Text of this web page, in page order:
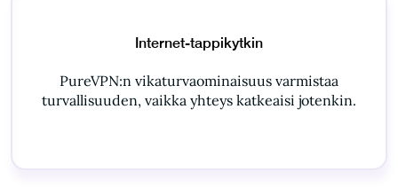
Internet-tappikytkin
PureVPN:n vikaturvaominaisuus varmistaa
turvallisuuden, vaikka yhteys katkeaisi jotenkin.